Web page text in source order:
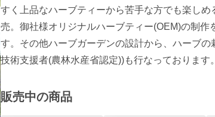
すく上品なハーブティーから苦手な方でも楽し
売。御社様オリジナルハーブティー(OEM)の制作
す。その他ハーブガーデンの設計から、ハーブ
技術支援者(農林水産省認定))も行なっております。
販売中の商品